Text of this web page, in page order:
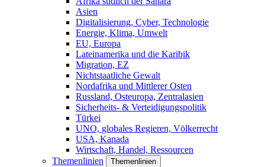
Asien
Digitalisierung, Cyber, Technologie
Energie, Klima, Umwelt
EU, Europa
Lateinamerika und die Karibik
Migration, EZ
Nichtstaatliche Gewalt
Nordafrika und Mittlerer Osten
Russland, Osteuropa, Zentralasien
Sicherheits- & Verteidigungspolitik
Türkei
UNO, globales Regieren, Völkerrecht
USA, Kanada
Wirtschaft, Handel, Ressourcen
Themenlinien
Themenlinien